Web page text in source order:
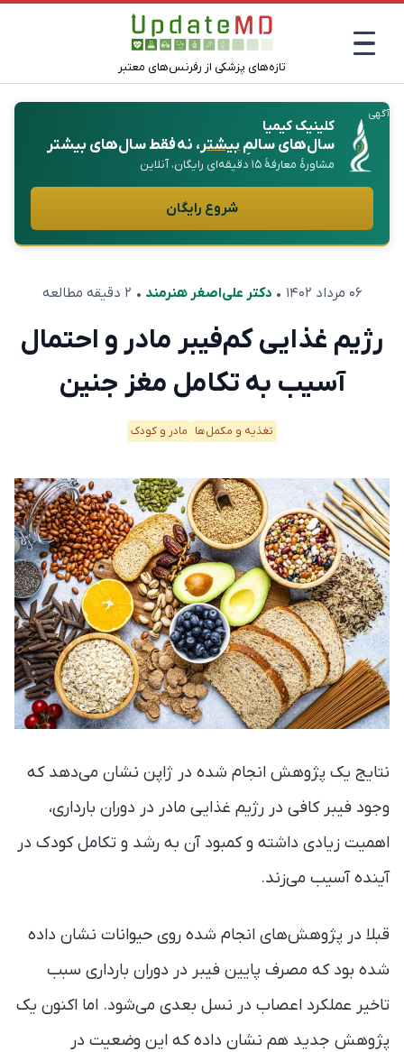
تازه‌های پزشکی از رفرنس‌های معتبر
آگهی
کلینیک کیمیا
سال‌های سالمِبیشتر، نه فقط سال‌های بیشتر
مشاورهٔ معارفهٔ ۱۵ دقیقه‌ای رایگان، آنلاین
شروع رایگان
۰۶ مرداد ۱۴۰۲ •دکتر علی‌اصغر هنرمند • ۲ دقیقه مطالعه
رژیم غذایی کم‌فیبر مادر و احتمال
آسیب به تکامل مغز جنین
تغذیه و مکمل‌ها مادر و کودک
نتایج یک پژوهش انجام شده در ژاپن نشان می‌دهد که
وجود فیبر کافی در رژیم غذایی مادر در دوران بارداری،
اهمیت زیادی داشته و کمبود آن به رشد و تکامل کودک در
آینده آسیب می‌زند.
قبلا در پژوهش‌های انجام شده روی حیوانات نشان داده
شده بود که مصرف پایین فیبر در دوران بارداری سبب
تاخیر عملکرد اعصاب در نسل بعدی می‌شود. اما اکنون یک
پژوهش جدید هم نشان داده که این وضعیت در